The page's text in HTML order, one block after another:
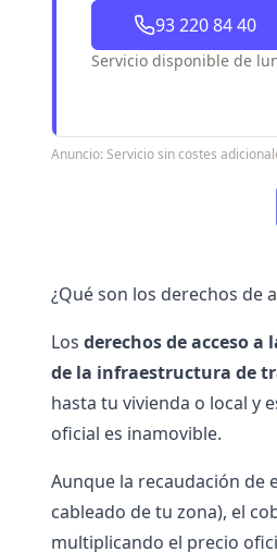
93 220 84 40
Servicio disponible de
Anuncio: Servicio sin costes
¿Qué son los derechos de
Los derechos de acceso a
de la infraestructura de
hasta tu vivienda o local y
oficial es inamovible.
Aunque la recaudación de
cableado de tu zona), el
multiplicando el precio